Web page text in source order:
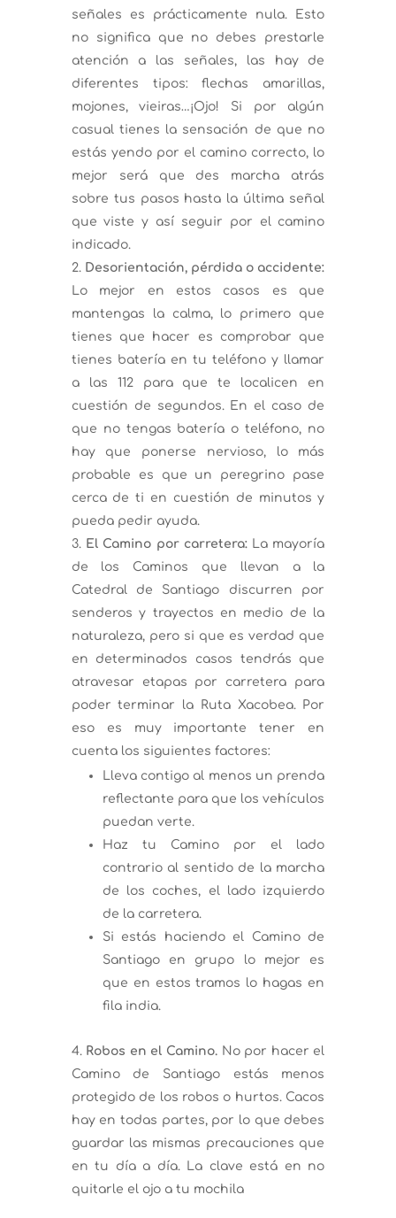
señales es prácticamente nula. Esto
no significa que no debes prestarle
atención a las señales, las hay de
diferentes tipos: flechas amarillas,
mojones, vieiras…¡Ojo! Si por algún
casual tienes la sensación de que no
estás yendo por el camino correcto, lo
mejor será que des marcha atrás
sobre tus pasos hasta la última señal
que viste y así seguir por el camino
indicado.
Desorientación, pérdida o accidente:
Lo mejor en estos casos es que
mantengas la calma, lo primero que
tienes que hacer es comprobar que
tienes batería en tu teléfono y llamar
a las 112 para que te localicen en
cuestión de segundos. En el caso de
que no tengas batería o teléfono, no
hay que ponerse nervioso, lo más
probable es que un peregrino pase
cerca de ti en cuestión de minutos y
pueda pedir ayuda.
El Camino por carretera:La mayoría
de los Caminos que llevan a la
Catedral de Santiago discurren por
senderos y trayectos en medio de la
naturaleza, pero si que es verdad que
en determinados casos tendrás que
atravesar etapas por carretera para
poder terminar la Ruta Xacobea. Por
eso es muy importante tener en
cuenta los siguientes factores:
Lleva contigo al menos un prenda
reflectante para que los vehículos
puedan verte.
Haz tu Camino por el lado
contrario al sentido de la marcha
de los coches, el lado izquierdo
de la carretera.
Si estás haciendo el Camino de
Santiago en grupo lo mejor es
que en estos tramos lo hagas en
fila india.
Robos en el Camino. No por hacer el
Camino de Santiago estás menos
protegido de los robos o hurtos. Cacos
hay en todas partes, por lo que debes
guardar las mismas precauciones que
en tu día a día. La clave está en no
quitarle el ojo a tu mochila